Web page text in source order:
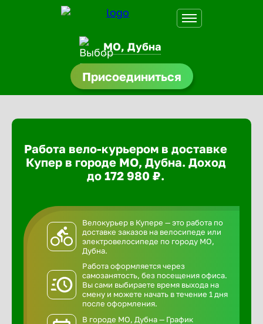
МО, Дубна
Присоединиться
Работа вело-курьером в доставке
Купер в городе МО, Дубна. Доход
до 172 980 ₽.
Велокурьер в Купере — это работа по
доставке заказов на велосипеде или
электровелосипеде по городу МО,
Дубна.
Работа оформляется через
самозанятость, без посещения офиса.
Вы сами выбираете время выхода на
смену и можете начать в течение 1 дня
после оформления.
В городе МО, Дубна — График